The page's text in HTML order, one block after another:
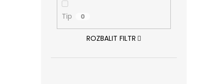
Tip 0
ROZBALIT FILTR